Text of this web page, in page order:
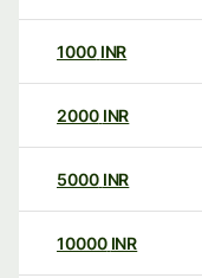
1000 INR
2000 INR
5000 INR
10000 INR